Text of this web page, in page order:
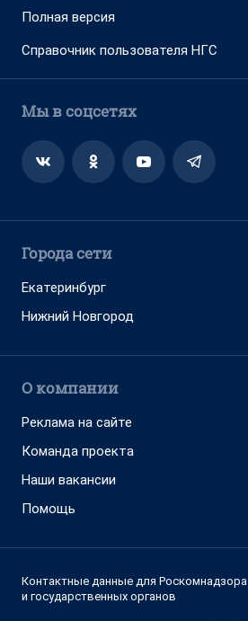
Полная версия
Справочник пользователя НГС
Мы в соцсетях
Города сети
Екатеринбург
Нижний Новгород
О компании
Реклама на сайте
Команда проекта
Наши вакансии
Помощь
Контактные данные для Роскомнадзора
и государственных органов